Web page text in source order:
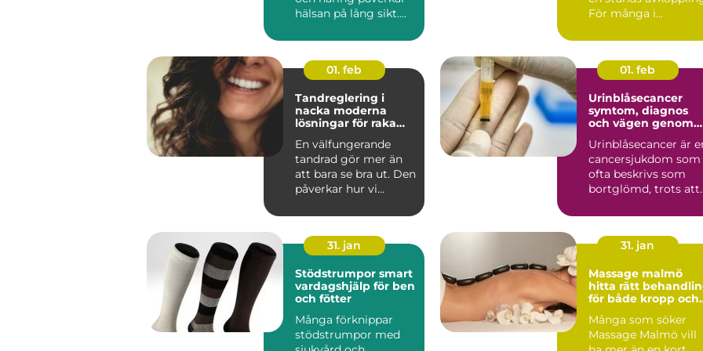
hälsan på lång sikt.
För många i
regelbunden massa...
01. feb
Tandreglering i
nacka moderna
lösningar för raka
En välfungerande
tandrad gör mer än
att bara se bra ut. Den
påverkar hur vi
hur l...
01. feb
Urinblåsecancer
symtom, diagnos
och vägen genom
Urinblåsecancer är
cancersjukdom som
ofta beskrivs som
bortglömd, trots att
män...
31. jan
Stödstrumpor smart
vardagshjälp för ben
och fötter
Många förknippar
stödstrumpor med
31. jan
Massage malmö
hitta rätt
för både kropp och
Många som söker
Massage Malmö vill